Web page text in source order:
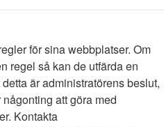
för sina webbplatser. Om
regel så kan de utfärda en
är administratörens beslut,
att göra med
Kontakta